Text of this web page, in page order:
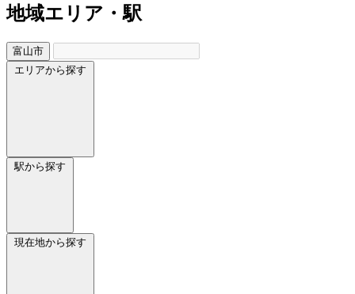
地域エリア・駅
富山市
エリアから探す
駅から探す
現在地から探す